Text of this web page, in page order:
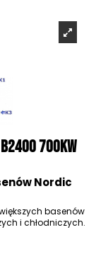
700kW
Nordic
basenów
i chłodniczych.